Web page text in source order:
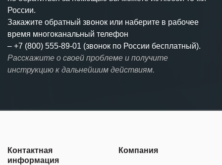
России.
Закажите обратный звонок или наберите в рабочее
время многоканальный телефон
– +7 (800) 555-89-01 (звонок по России бесплатный).
Расскажите о своей проблеме и получите
инструкцию к дальнейшим действиям.
Контактная
информация
Компания